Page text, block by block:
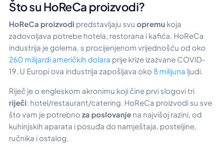
Što su HoReCa proizvodi?
HoReCa proizvodi predstavljaju svu opremu koja
zadovoljava potrebe hotela, restorana i kafića. HoReCa
industrija je golema, s procijenjenom vrijednošću od oko
260 milijardi američkih dolara prije krize izazvane COVID-
19. U Europi ova industrija zapošljava oko 8 milijuna ljudi.
Riječ je o engleskom akronimu koji čine prvi slogovi tri
riječi: hotel/restaurant/catering. HoReCa proizvodi su sve
što vam je potrebno za poslovanje na najvišoj razini, od
kuhinjskih aparata i posuđa do namještaja, posteljine,
ručnika i ostalog.